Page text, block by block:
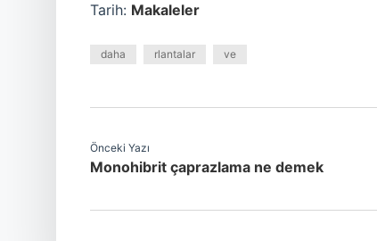
Tarih: Makaleler
daha rlantalar ve
Önceki Yazı
Monohibrit çaprazlama ne demek